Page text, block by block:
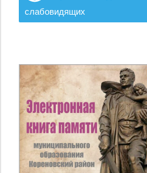
слабовидящих